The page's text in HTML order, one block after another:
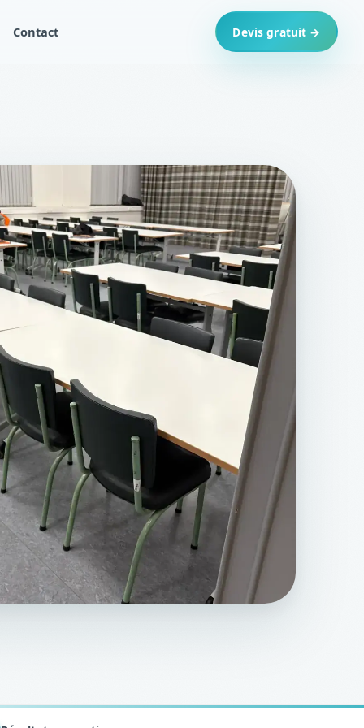
Contact Devis gratuit →